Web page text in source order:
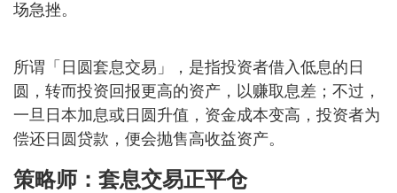
场急挫。
所谓「日圆套息交易」，是指投资者借入低息的日
圆，转而投资回报更高的资产，以赚取息差；不过，
一旦日本加息或日圆升值，资金成本变高，投资者为
偿还日圆贷款，便会抛售高收益资产。
策略师：套息交易正平仓